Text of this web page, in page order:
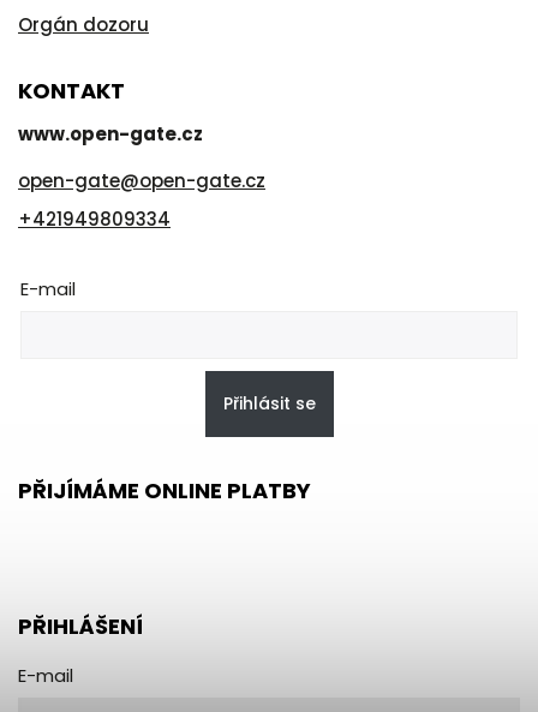
Orgán dozoru
KONTAKT
www.open-gate.cz
open-gate@open-gate.cz
+421949809334
E-mail
Přihlásit se
PŘIJÍMÁME ONLINE PLATBY
PŘIHLÁŠENÍ
E-mail